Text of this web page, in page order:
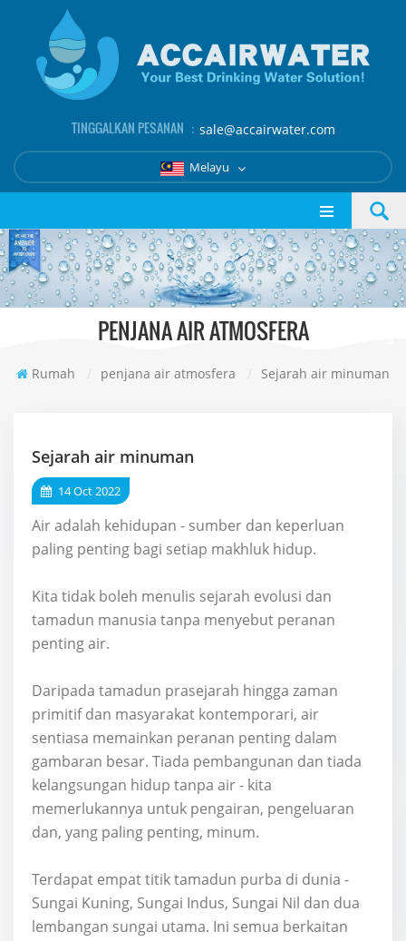
TINGGALKAN PESANAN ： sale@accairwater.com
Melayu
PENJANA AIR ATMOSFERA
Rumah / penjana air atmosfera / Sejarah air minuman
Sejarah air minuman
14 Oct 2022
Air adalah kehidupan - sumber dan keperluan
paling penting bagi setiap makhluk hidup.
Kita tidak boleh menulis sejarah evolusi dan
tamadun manusia tanpa menyebut peranan
penting air.
Daripada tamadun prasejarah hingga zaman
primitif dan masyarakat kontemporari, air
sentiasa memainkan peranan penting dalam
gambaran besar. Tiada pembangunan dan tiada
kelangsungan hidup tanpa air - kita
memerlukannya untuk pengairan, pengeluaran
dan, yang paling penting, minum.
Terdapat empat titik tamadun purba di dunia -
Sungai Kuning, Sungai Indus, Sungai Nil dan dua
lembangan sungai utama. Ini semua berkaitan